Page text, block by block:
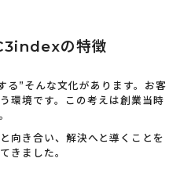
の特徴
”そんな文化があります。お客
環境です。この考えは創業当時
向き合い、解決へと導くことを
きました。